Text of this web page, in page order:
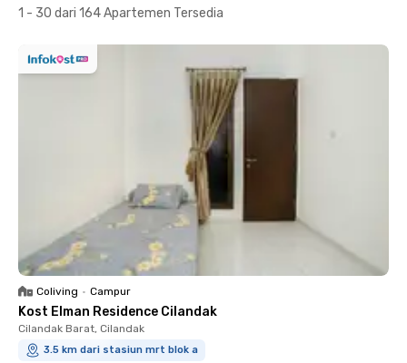
1 - 30 dari 164 Apartemen Tersedia
Coliving • Campur
Kost Elman Residence Cilandak
Cilandak Barat, Cilandak
3.5 km dari stasiun mrt blok a